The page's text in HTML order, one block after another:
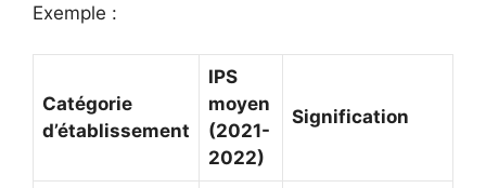
Exemple :
Catégorie
d’établissement
IPS
moyen
(2021-
2022)
Signification